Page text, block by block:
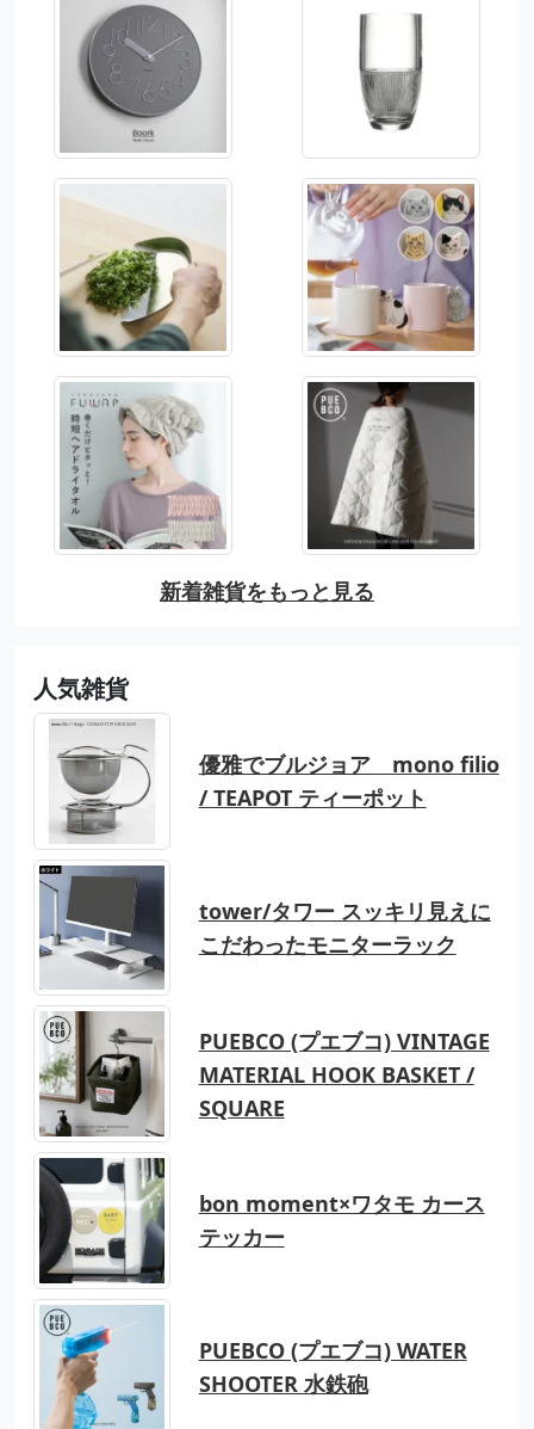
新着雑貨をもっと見る
人気雑貨
優雅でブルジョア mono filio
/ TEAPOT ティーポット
tower/タワー スッキリ見えに
こだわったモニターラック
PUEBCO (プエブコ) VINTAGE
MATERIAL HOOK BASKET /
SQUARE
bon moment×ワタモ カース
テッカー
PUEBCO (プエブコ) WATER
SHOOTER 水鉄砲